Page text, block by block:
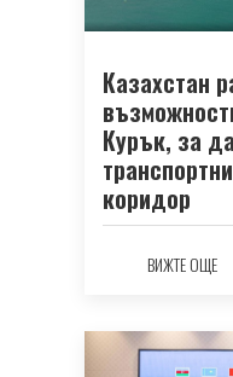
Казахстан
Курък, за
коридор
ВИЖТЕ ОЩЕ